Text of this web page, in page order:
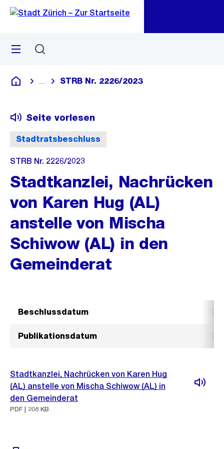
Navigation
Sprunglink
Menü
Deutsch
Blende alle Breadcrumbs ein
STRB Nr. 2226/2023
Stadtratsbeschluss
Seite vorlesen
STRB Nr. 2226/2023
Stadtkanzlei, Nachrücken
von Karen Hug (AL)
anstelle von Mischa
Schiwow (AL) in den
Gemeinderat
Beschlussdatum
Publikationsdatum
Stadtkanzlei, Nachrücken von Karen Hug
(AL) anstelle von Mischa Schiwow (AL) in
den Gemeinderat
PDF | 208 KB